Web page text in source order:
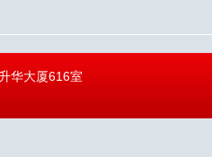
华大厦616室